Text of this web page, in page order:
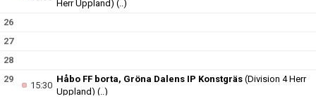
Herr Uppland) (..)
26
27
28
29
15:30
Håbo FF borta, Gröna Dalens IP Konstgräs (Division 4 Herr
Uppland) (..)